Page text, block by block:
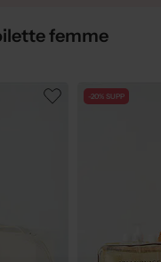
femme
-20% SUPP